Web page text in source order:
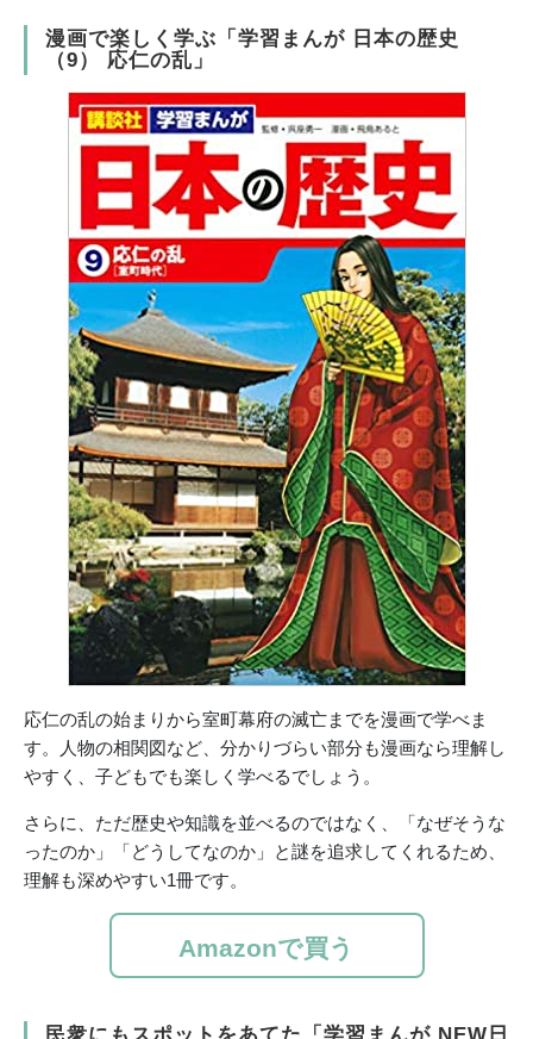
漫画で楽しく学ぶ「学習まんが 日本の歴史
（9） 応仁の乱」
応仁の乱の始まりから室町幕府の滅亡までを漫画で学べま
す。人物の相関図など、分かりづらい部分も漫画なら理解し
やすく、子どもでも楽しく学べるでしょう。
さらに、ただ歴史や知識を並べるのではなく、「なぜそうな
ったのか」「どうしてなのか」と謎を追求してくれるため、
理解も深めやすい1冊です。
Amazonで買う